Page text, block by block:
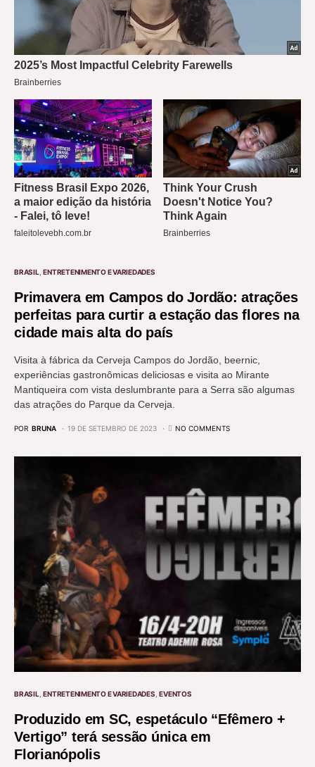
BRASIL ENTRETENIMENTO E VARIEDADES
Primavera em Campos do Jordão: atrações
perfeitas para curtir a estação das flores na
cidade mais alta do país
Visita à fábrica da Cerveja Campos do Jordão, beernic,
experiências gastronômicas deliciosas e visita ao Mirante
Mantiqueira com vista deslumbrante para a Serra são algumas
das atrações do Parque da Cerveja.
POR BRUNA 19 DE SETEMBRO DE 2023 NO COMMENTS
BRASIL ENTRETENIMENTO E VARIEDADES EVENTOS
Produzido em SC, espetáculo “Efêmero +
Vertigo” terá sessão única em
Florianópolis